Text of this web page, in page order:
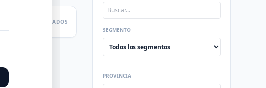
RESULTADOS
SEGMENTO
PROVINCIA